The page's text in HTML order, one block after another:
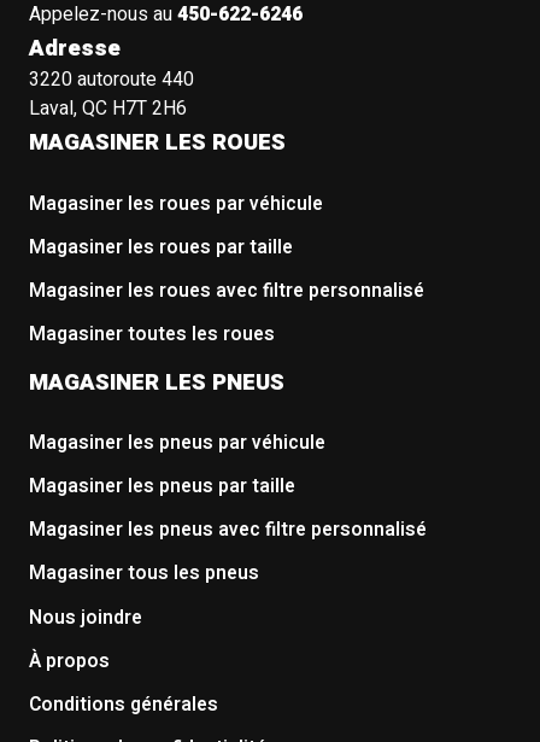
Appelez-nous au450-622-6246
Adresse
3220 autoroute 440
Laval, QC H7T 2H6
MAGASINER LES ROUES
Magasiner les roues par véhicule
Magasiner les roues par taille
Magasiner les roues avec filtre personnalisé
Magasiner toutes les roues
MAGASINER LES PNEUS
Magasiner les pneus par véhicule
Magasiner les pneus par taille
Magasiner les pneus avec filtre personnalisé
Magasiner tous les pneus
Nous joindre
À propos
Conditions générales